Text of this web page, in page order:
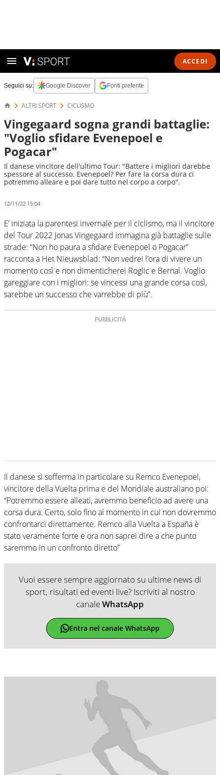
ACCEDI
Seguici su: Google Discover Fonti preferite
ALTRI SPORT CICLISMO
Vingegaard sogna grandi battaglie:
"Voglio sfidare Evenepoel e
Pogacar"
Il danese vincitore dell'ultimo Tour: "Battere i migliori darebbe
spessore al successo. Evenepoel? Per fare la corsa dura ci
potremmo alleare e poi dare tutto nel corpo a corpo".
12/11/22 15:04
E’ iniziata la parentesi invernale per il ciclismo, ma il vincitore
del Tour 2022 Jonas Vingegaard immagina già battaglie sulle
strade: “Non ho paura a sfidare Evenepoel o Pogacar”
racconta a Het Nieuwsblad: “Non vedrei l’ora di vivere un
momento così e non dimenticherei Roglic e Bernal. Voglio
gareggiare con i migliori: se vincessi una grande corsa così,
sarebbe un successo che varrebbe di più”.
Il danese si sofferma in particolare su Remco Evenepoel,
vincitore della Vuelta prima e del Mondiale australiano poi:
“Potremmo essere alleati, avremmo beneficio ad avere una
corsa dura. Certo, solo fino al momento in cui non dovremmo
confrontarci direttamente. Remco alla Vuelta a España è
stato veramente forte e ora non saprei dire a che punto
saremmo in un confronto diretto”
Vuoi essere sempre aggiornato su ultime news di
sport, risultati ed eventi live? Iscriviti al nostro
canaleWhatsApp
Entra nel canale WhatsApp